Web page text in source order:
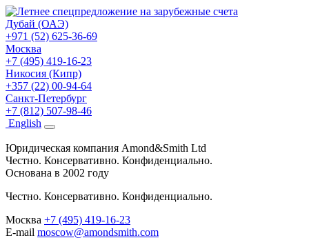
Дубай (ОАЭ)
+971 (52) 625-36-69
Москва
+7 (495) 419-16-23
Никосия (Кипр)
+357 (22) 00-94-64
Санкт-Петербург
+7 (812) 507-98-46
English
Юридическая компания Amond&Smith Ltd
Честно. Консервативно. Конфиденциально.
Основана в 2002 году
Честно. Консервативно. Конфиденциально.
Москва +7 (495) 419-16-23
E-mail moscow@amondsmith.com